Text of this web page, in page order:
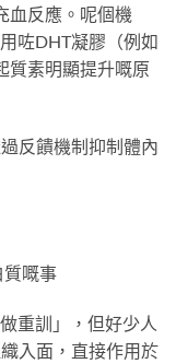
血反應。呢個機
咗DHT凝膠（例如
質素明顯提升嘅原
反饋機制抑制體內
質嘅事
重訓」，但好少人
入面，直接作用於